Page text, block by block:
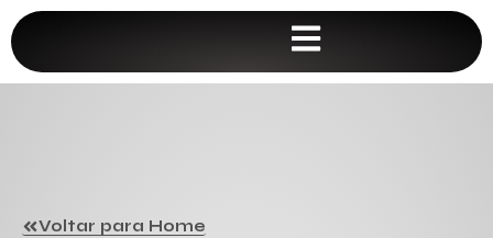
Voltar para Home